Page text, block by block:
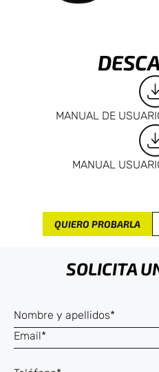
MANUAL DE
MANUAL
QUIERO PROBARLA
SOLICITA